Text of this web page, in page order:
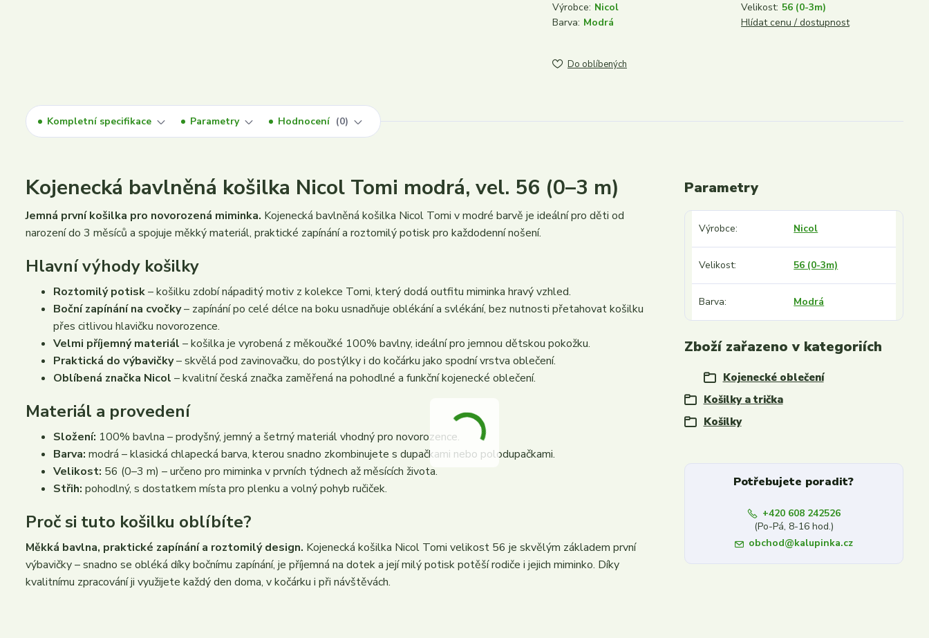
Výrobce: Nicol Velikost: 56 (0-3m)
Barva: Modrá Hlídat cenu / dostupnost
Do oblíbených
Kompletní specifikace Parametry Hodnocení 0
Kojenecká bavlněná košilka Nicol Tomi modrá, vel. 56 (0–3 m)
Jemná první košilka pro novorozená miminka. Kojenecká bavlněná košilka Nicol Tomi v modré barvě je ideální pro děti od
narození do 3 měsíců a spojuje měkký materiál, praktické zapínání a roztomilý potisk pro každodenní nošení.
Hlavní výhody košilky
Roztomilý potisk– košilku zdobí nápaditý motiv z kolekce Tomi, který dodá outfitu miminka hravý vzhled.
Boční zapínání na cvočky– zapínání po celé délce na boku usnadňuje oblékání a svlékání, bez nutnosti přetahovat košilku
přes citlivou hlavičku novorozence.
Velmi příjemný materiál – košilka je vyrobená z měkoučké 100% bavlny, ideální pro jemnou dětskou pokožku.
Praktická do výbavičky– skvělá pod zavinovačku, do postýlky i do kočárku jako spodní vrstva oblečení.
Oblíbená značka Nicol – kvalitní česká značka zaměřená na pohodlné a funkční kojenecké oblečení.
Materiál a provedení
Složení: 100% bavlna – prodyšný, jemný a šetrný materiál vhodný pro novorozence.
Barva: modrá – klasická chlapecká barva, kterou snadno zkombinujete s dupačkami nebo polodupačkami.
Velikost: 56 (0–3 m) – určeno pro miminka v prvních týdnech až měsících života.
Střih: pohodlný, s dostatkem místa pro plenku a volný pohyb ručiček.
Proč si tuto košilku oblíbíte?
Měkká bavlna, praktické zapínání a roztomilý design. Kojenecká košilka Nicol Tomi velikost 56 je skvělým základem první
výbavičky – snadno se obléká díky bočnímu zapínání, je příjemná na dotek a její milý potisk potěší rodiče i jejich miminko. Díky
kvalitnímu zpracování ji využijete každý den doma, v kočárku i při návštěvách.
Parametry
Výrobce Nicol
Velikost 56 (0-3m)
Barva Modrá
Zboží zařazeno v kategoriích
Kojenecké oblečení
Košilky a trička
Košilky
Potřebujete poradit?
+420 608 242526
(Po-Pá, 8-16 hod.)
obchod@kalupinka.cz